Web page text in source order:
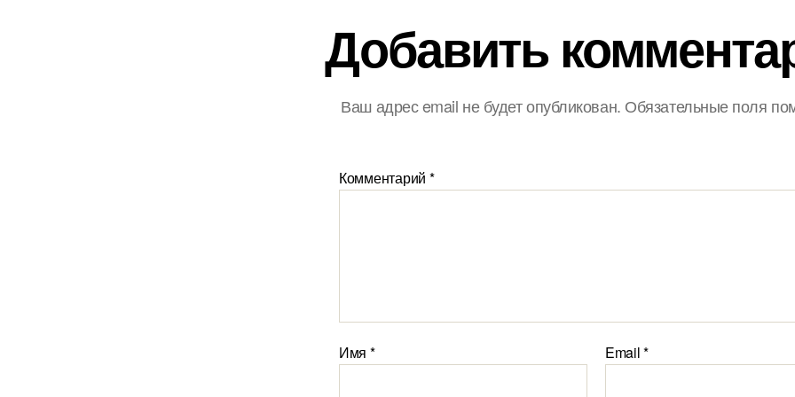
Добавить
Ваш адрес email не будет опубликован. Обязательные поля
Комментарий *
Имя * Email*